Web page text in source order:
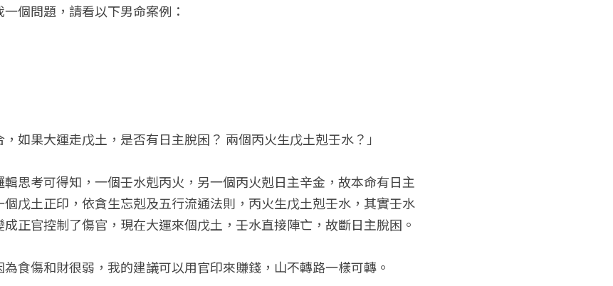
個問題，請看以下男命案例：
如果大運走戊土，是否有日主脫困？ 兩個丙火生戊土剋壬水？」
思考可得知，一個壬水剋丙火，另一個丙火剋日主辛金，故本命有日主
戊土正印，依貪生忘剋及五行流通法則，丙火生戊土剋壬水，其實壬水
正官控制了傷官，現在大運來個戊土，壬水直接陣亡，故斷日主脫困。
食傷和財很弱，我的建議可以用官印來賺錢，山不轉路一樣可轉。